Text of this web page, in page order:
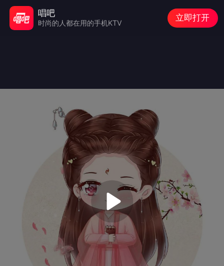
唱吧
时尚的人都在用的手机KTV
立即打开